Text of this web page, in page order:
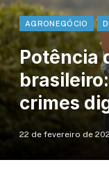
AGRONEGÓCIO
Potência
crimes
22 de fevereiro de